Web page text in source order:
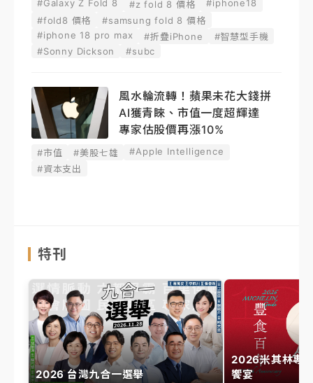
#Galaxy Z Fold 8
#z fold 8 價格
#iphone18
#fold8 價格
#samsung fold 8 價格
#iphone 18 pro max
#折疊iPhone
#智慧型手機
#Sonny Dickson
#subc
風水輪流轉！蘋果未花大錢拼
AI獲青睞、市值一度超輝達
專家估股價再漲10%
#市值 #美股七雄
#Apple Intelligence
#資本支出
特刊
2026 台灣九合一選舉
2026米其林專
饗宴